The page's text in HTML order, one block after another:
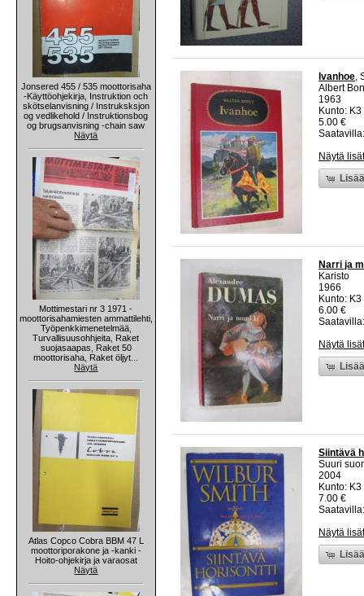
Jonsered 455 / 535 moottorisaha
-Käyttöohjekirja, Instruktion och
skötselanvisning / Instruksksjon
og vedlikehold / Instruktionsbog
og brugsanvisning -chain saw
Näytä
Mottimestari nr 3 1971 -
moottorisahamiesten ammattilehti,
Työpenkkimenetelmää,
Turvallisuusohhjeita, Raket
suojasaapas, Raket 50
moottorisaha, Raket öljyt...
Näytä
Atlas Copco Cobra BBM 47 L
moottoriporakone ja -kanki -
Hoito-ohjekirja ja varaosat
Näytä
Ivanhoe,
Albert
1963
Kunto:
5.00 €
Näytä
Narri ja
Karisto
1966
Kunto:
6.00 €
Näytä
Siintävä
Suuri
2004
Kunto:
7.00 €
Näytä